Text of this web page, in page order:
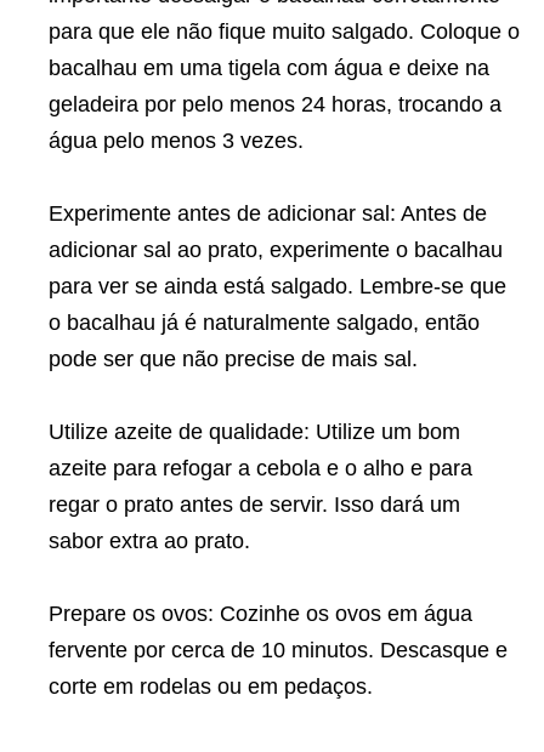
para que ele não fique muito salgado. Coloque o
bacalhau em uma tigela com água e deixe na
geladeira por pelo menos 24 horas, trocando a
água pelo menos 3 vezes.
Experimente antes de adicionar sal: Antes de
adicionar sal ao prato, experimente o bacalhau
para ver se ainda está salgado. Lembre-se que
o bacalhau já é naturalmente salgado, então
pode ser que não precise de mais sal.
Utilize azeite de qualidade: Utilize um bom
azeite para refogar a cebola e o alho e para
regar o prato antes de servir. Isso dará um
sabor extra ao prato.
Prepare os ovos: Cozinhe os ovos em água
fervente por cerca de 10 minutos. Descasque e
corte em rodelas ou em pedaços.